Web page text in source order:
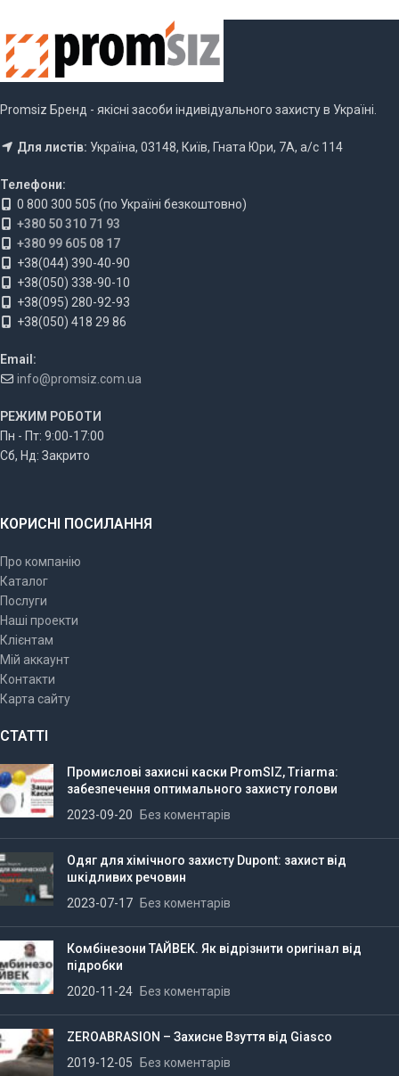
Promsiz Бренд - якісні засоби індивідуального захисту в Україні.
Для листів: Україна, 03148, Київ, Гната Юри, 7А, а/с 114
Телефони:
0 800 300 505 (по Україні безкоштовно)
+380 50 310 71 93
+380 99 605 08 17
+38(044) 390-40-90
+38(050) 338-90-10
+38(095) 280-92-93
+38(050) 418 29 86
Email:
info@promsiz.com.ua
РЕЖИМ РОБОТИ
Пн - Пт: 9:00-17:00
Сб, Нд: Закрито
КОРИСНІ ПОСИЛАННЯ
Про компанію
Каталог
Послуги
Наші проекти
Клієнтам
Мій аккаунт
Контакти
Карта сайту
СТАТТІ
Промислові захисні каски PromSIZ, Triarma:
забезпечення оптимального захисту голови
2023-09-20
Без коментарів
Одяг для хімічного захисту Dupont: захист від
шкідливих речовин
2023-07-17
Без коментарів
Комбінезони ТАЙВЕК. Як відрізнити оригінал від
підробки
2020-11-24
Без коментарів
ZEROABRASION – Захисне Взуття від Giasco
2019-12-05
Без коментарів